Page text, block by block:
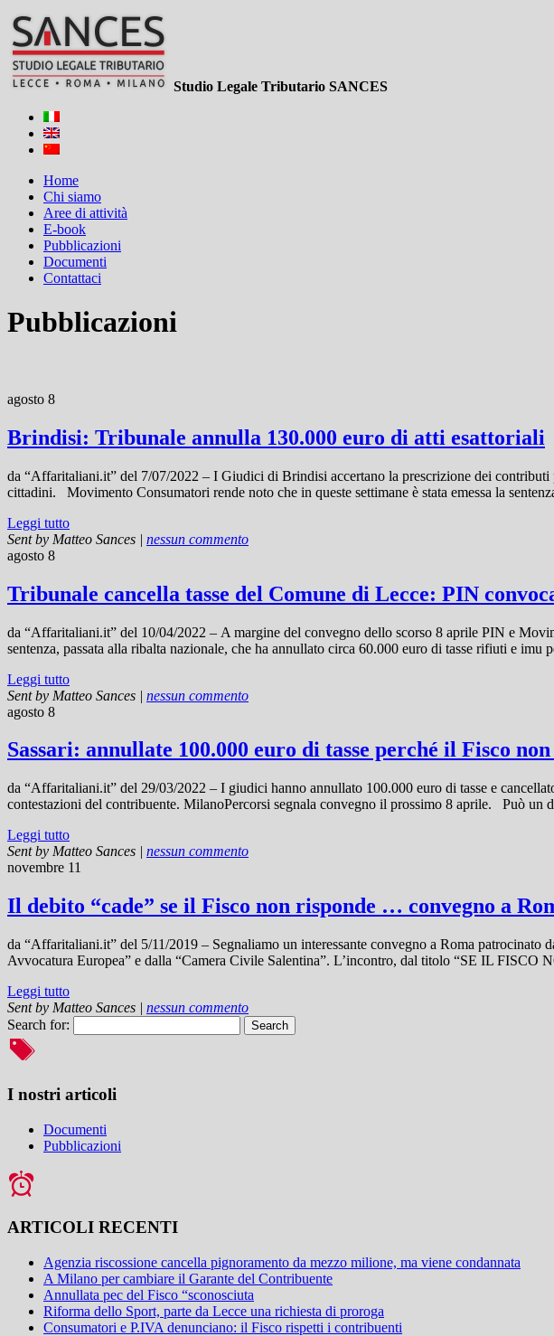
Studio Legale Tributario SANCES
Home
Chi siamo
Aree di attività
E-book
Pubblicazioni
Documenti
Contattaci
Pubblicazioni
agosto 8
Brindisi: Tribunale annulla 130.000 euro di atti esattoriali
da “Affaritaliani.it” del 7/07/2022 – I Giudici di Brindisi accertano la prescrizione dei
cittadini. Movimento Consumatori rende noto che in queste settimane è stata emessa la
Leggi tutto
Sent by Matteo Sances | nessun commento
agosto 8
Tribunale cancella tasse del Comune di Lecce: PIN
da “Affaritaliani.it” del 10/04/2022 – A margine del convegno dello scorso 8 aprile PIN e
sentenza, passata alla ribalta nazionale, che ha annullato circa 60.000 euro di tasse rifiuti e
Leggi tutto
Sent by Matteo Sances | nessun commento
agosto 8
Sassari: annullate 100.000 euro di tasse perché il Fisco
da “Affaritaliani.it” del 29/03/2022 – I giudici hanno annullato 100.000 euro di tasse e
contestazioni del contribuente. MilanoPercorsi segnala convegno il prossimo 8 aprile. Può un
Leggi tutto
Sent by Matteo Sances | nessun commento
novembre 11
Il debito “cade” se il Fisco non risponde … convegno a
da “Affaritaliani.it” del 5/11/2019 – Segnaliamo un interessante convegno a Roma
Avvocatura Europea” e dalla “Camera Civile Salentina”. L’incontro, dal titolo “SE IL
Leggi tutto
Sent by Matteo Sances | nessun commento
Search for:
I nostri articoli
Documenti
Pubblicazioni
ARTICOLI RECENTI
Agenzia riscossione cancella pignoramento da mezzo milione, ma viene condannata
A Milano per cambiare il Garante del Contribuente
Annullata pec del Fisco “sconosciuta
Riforma dello Sport, parte da Lecce una richiesta di proroga
Consumatori e P.IVA denunciano: il Fisco rispetti i contribuenti